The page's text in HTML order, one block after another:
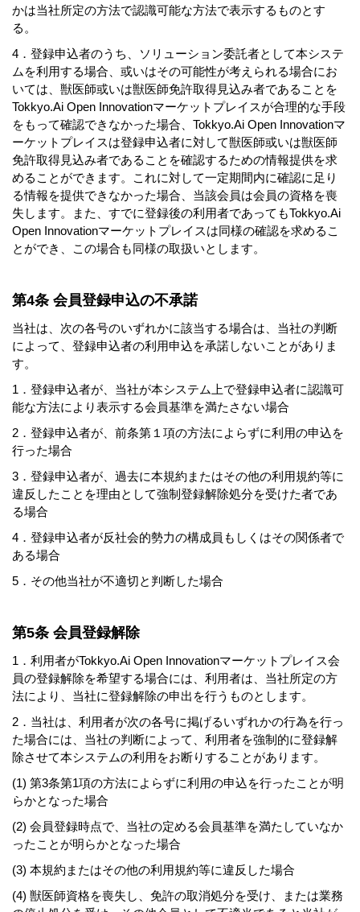
かは当社所定の方法で認識可能な方法で表示するものとす
る。
4．登録申込者のうち、ソリューション委託者として本システ
ムを利用する場合、或いはその可能性が考えられる場合にお
いては、獣医師或いは獣医師免許取得見込み者であることを
Tokkyo.Ai Open Innovationマーケットプレイスが合理的な手段
をもって確認できなかった場合、Tokkyo.Ai Open Innovationマ
ーケットプレイスは登録申込者に対して獣医師或いは獣医師
免許取得見込み者であることを確認するための情報提供を求
めることができます。これに対して一定期間内に確認に足り
る情報を提供できなかった場合、当該会員は会員の資格を喪
失します。また、すでに登録後の利用者であってもTokkyo.Ai
Open Innovationマーケットプレイスは同様の確認を求めるこ
とができ、この場合も同様の取扱いとします。
第4条 会員登録申込の不承諾
当社は、次の各号のいずれかに該当する場合は、当社の判断
によって、登録申込者の利用申込を承諾しないことがありま
す。
1．登録申込者が、当社が本システム上で登録申込者に認識可
能な方法により表示する会員基準を満たさない場合
2．登録申込者が、前条第１項の方法によらずに利用の申込を
行った場合
3．登録申込者が、過去に本規約またはその他の利用規約等に
違反したことを理由として強制登録解除処分を受けた者であ
る場合
4．登録申込者が反社会的勢力の構成員もしくはその関係者で
ある場合
5．その他当社が不適切と判断した場合
第5条 会員登録解除
1．利用者がTokkyo.Ai Open Innovationマーケットプレイス会
員の登録解除を希望する場合には、利用者は、当社所定の方
法により、当社に登録解除の申出を行うものとします。
2．当社は、利用者が次の各号に掲げるいずれかの行為を行っ
た場合には、当社の判断によって、利用者を強制的に登録解
除させて本システムの利用をお断りすることがあります。
(1) 第3条第1項の方法によらずに利用の申込を行ったことが明
らかとなった場合
(2) 会員登録時点で、当社の定める会員基準を満たしていなか
ったことが明らかとなった場合
(3) 本規約またはその他の利用規約等に違反した場合
(4) 獣医師資格を喪失し、免許の取消処分を受け、または業務